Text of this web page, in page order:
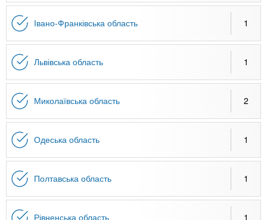
Івано-Франківська область 1
Львівська область 1
Миколаївська область 2
Одеська область 1
Полтавська область 1
Рівненська область 1